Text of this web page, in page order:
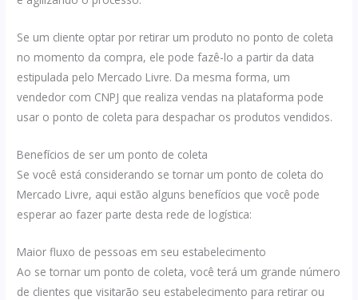
Se um cliente optar por retirar um produto no ponto de coleta
no momento da compra, ele pode fazê-lo a partir da data
estipulada pelo Mercado Livre. Da mesma forma, um
vendedor com CNPJ que realiza vendas na plataforma pode
usar o ponto de coleta para despachar os produtos vendidos.
Benefícios de ser um ponto de coleta
Se você está considerando se tornar um ponto de coleta do
Mercado Livre, aqui estão alguns benefícios que você pode
esperar ao fazer parte desta rede de logística:
Maior fluxo de pessoas em seu estabelecimento
Ao se tornar um ponto de coleta, você terá um grande número
de clientes que visitarão seu estabelecimento para retirar ou